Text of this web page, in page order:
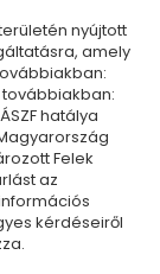
nyújtott
amely
hatálya
Felek
az
kérdéseiről